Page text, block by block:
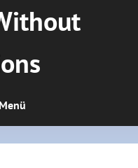
Menü